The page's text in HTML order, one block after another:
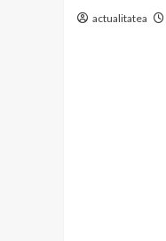
actualitatea